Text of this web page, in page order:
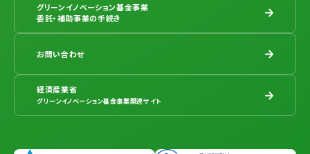
グリーンイノベーション基金事業
委託・補助事業の手続き
お問い合わせ
経済産業省
グリーンイノベーション基金事業関連サイト